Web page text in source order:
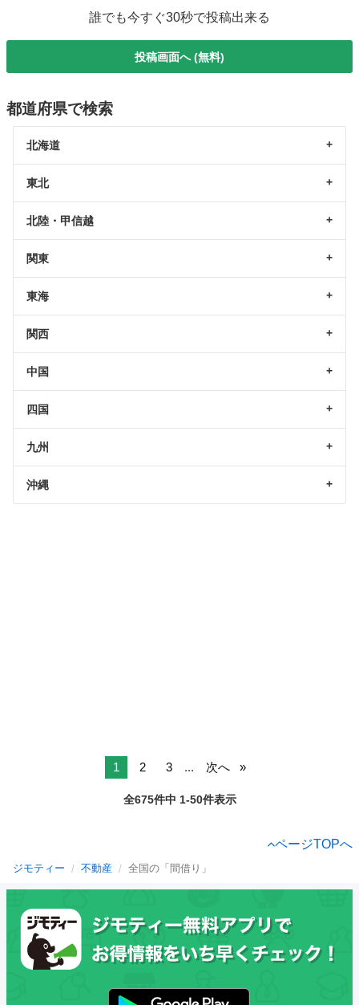
誰でも今すぐ30秒で投稿出来る
投稿画面へ (無料)
都道府県で検索
北海道
東北
北陸・甲信越
関東
東海
関西
中国
四国
九州
沖縄
1 2 3 ... 次へ
全675件中 1-50件表示
ページTOPへ
ジモティー 不動産 全国の「間借り」